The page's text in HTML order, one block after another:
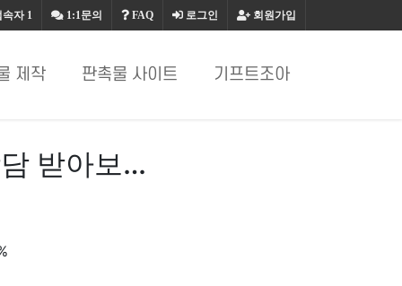
회원가입
로그인
FAQ
1:1문의
속자1
제작 판촉물 사이트 기프트조아
받아보…